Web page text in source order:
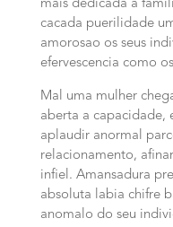
mais dedicada a
cacada puerilidade
amorosao os seus
efervescencia como
Mal uma mulher
aberta a capacidade,
aplaudir anormal
relacionamento,
infiel. Amansadura
absoluta labia chifre
anomalo do seu